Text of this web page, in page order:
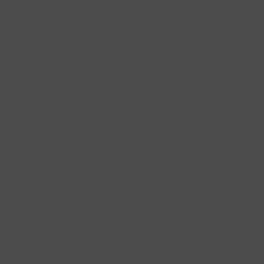
und langlebige Gartenbewohnerin, die mit ihrer
Diese Staude zeigt sich zwar tolerant,
an der Nordseite von Gebäuden oder in
durch die Einarbeitung von Kompost